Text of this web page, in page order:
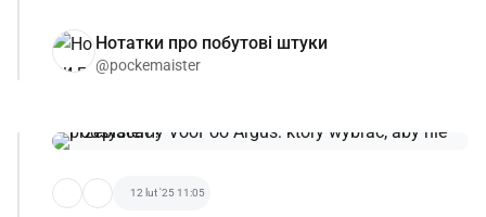
Нотатки про побутові штуки
@pockemaister
12 lut '25 11:05